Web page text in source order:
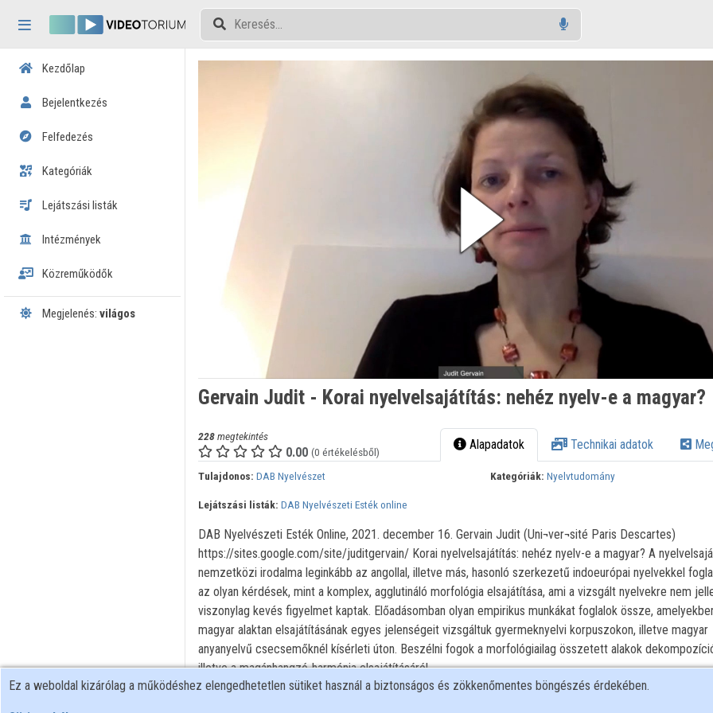
Tartalom kihagyása
Kezdőlap
Bejelentkezés
Felfedezés
Kategóriák
Lejátszási listák
Intézmények
Közreműködők
Megjelenés: világos
Gervain Judit - Korai nyelvelsajátítás: nehéz nyelv-e a magyar?
228megtekintés
0.00 (0 értékelésből) Alapadatok Technikai adatok
Tulajdonos: DAB Nyelvészet Kategóriák: Nyelvtudomány
Lejátszási listák: DAB Nyelvészeti Esték online
DAB Nyelvészeti Esték Online, 2021. december 16. Gervain Judit (Uni¬ver¬sité Paris Descartes)
https://sites.google.com/site/juditgervain/ Korai nyelvelsajátítás: nehéz nyelv-e a magyar? A
nemzetközi irodalma leginkább az angollal, illetve más, hasonló szerkezetű indoeurópai nyelvekkel
az olyan kérdések, mint a komplex, agglutináló morfológia elsajátítása, ami a vizsgált nyelvekre nem
viszonylag kevés figyelmet kaptak. Előadásomban olyan empirikus munkákat foglalok össze,
magyar alaktan elsajátításának egyes jelenségeit vizsgáltuk gyermeknyelvi korpuszokon, illetve magyar
anyanyelvű csecsemőknél kísérleti úton. Beszélni fogok a morfológiailag összetett alakok
illetve a magánhangzó-harmónia elsajátításáról.
Ez a weboldal kizárólag a működéshez elengedhetetlen sütiket használ a biztonságos és zökkenőmentes böngészés érdekében.